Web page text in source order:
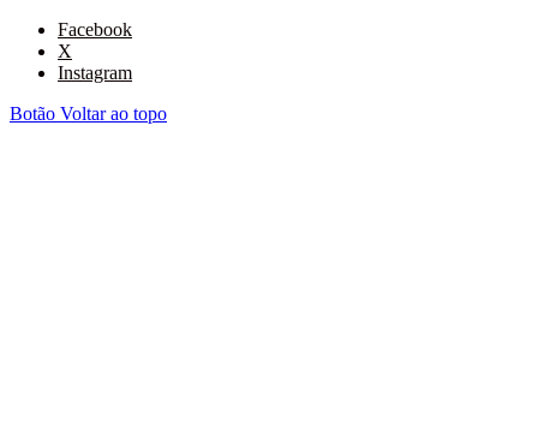
Facebook
X
Instagram
Botão Voltar ao topo